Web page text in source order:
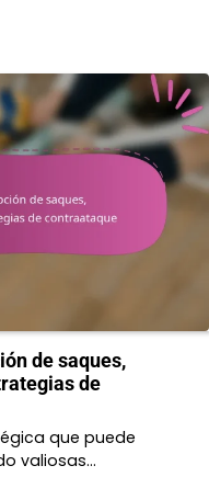
de saques,
de
que puede
valiosas…